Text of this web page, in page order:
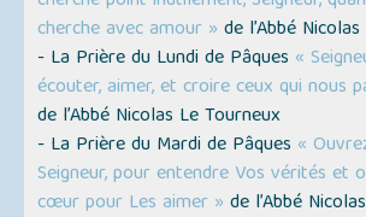
cherche avec amour » de l’Abbé
- La Prière du Lundi de Pâques «
écouter, aimer, et croire ceux qui nous
de l’Abbé Nicolas Le Tourneux
- La Prière du Mardi de Pâques «
Seigneur, pour entendre Vos vérités et
cœur pour Les aimer » de l’Abbé